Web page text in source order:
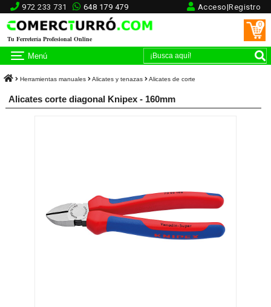
972 233 731 648 179 479 Acceso|Registro
Tu Ferretería Profesional Online
0
Menú
Herramientas manuales Alicates y tenazas Alicates de corte
Alicates corte diagonal Knipex - 160mm